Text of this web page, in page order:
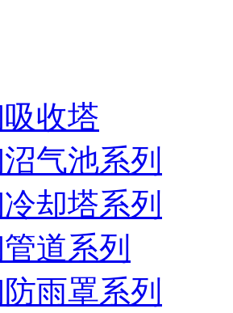
收塔
气池系列
却塔系列
道系列
雨罩系列